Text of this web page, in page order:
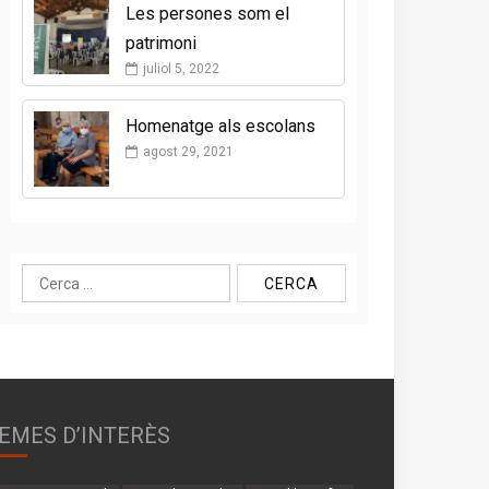
Les persones som el
patrimoni
juliol 5, 2022
Homenatge als escolans
agost 29, 2021
Cerca:
D’INTERÈS